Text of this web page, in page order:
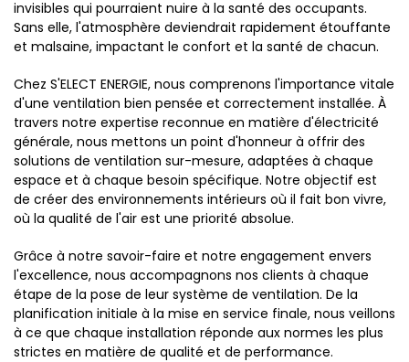
invisibles qui pourraient nuire à la santé des occupants.
Sans elle, l'atmosphère deviendrait rapidement étouffante
et malsaine, impactant le confort et la santé de chacun.
Chez S'ELECT ENERGIE, nous comprenons l'importance vitale
d'une ventilation bien pensée et correctement installée. À
travers notre expertise reconnue en matière d'électricité
générale, nous mettons un point d'honneur à offrir des
solutions de ventilation sur-mesure, adaptées à chaque
espace et à chaque besoin spécifique. Notre objectif est
de créer des environnements intérieurs où il fait bon vivre,
où la qualité de l'air est une priorité absolue.
Grâce à notre savoir-faire et notre engagement envers
l'excellence, nous accompagnons nos clients à chaque
étape de la pose de leur système de ventilation. De la
planification initiale à la mise en service finale, nous veillons
à ce que chaque installation réponde aux normes les plus
strictes en matière de qualité et de performance.